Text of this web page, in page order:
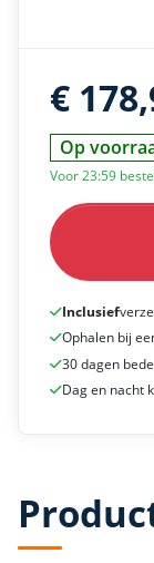
€
Op
Voor 23:59
Inclusief
Ophalen bij
30 dagen
Dag en nacht